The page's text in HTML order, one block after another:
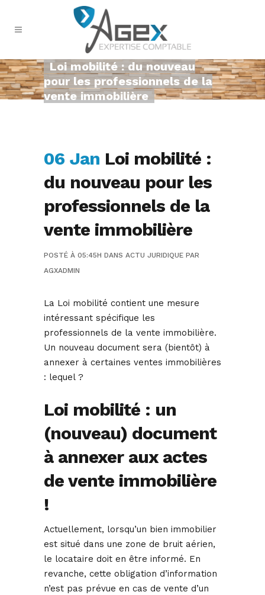
Loi mobilité : du nouveau
pour les professionnels de la
vente immobilière
06 Jan Loi mobilité :
du nouveau pour les
professionnels de la
vente immobilière
POSTÉ À 05:45H DANS ACTU JURIDIQUE PAR
AGXADMIN
La Loi mobilité contient une mesure
intéressant spécifique les
professionnels de la vente immobilière.
Un nouveau document sera (bientôt) à
annexer à certaines ventes immobilières
: lequel ?
Loi mobilité : un
(nouveau) document
à annexer aux actes
de vente immobilière
!
Actuellement, lorsqu’un bien immobilier
est situé dans une zone de bruit aérien,
le locataire doit en être informé. En
revanche, cette obligation d’information
n’est pas prévue en cas de vente d’un